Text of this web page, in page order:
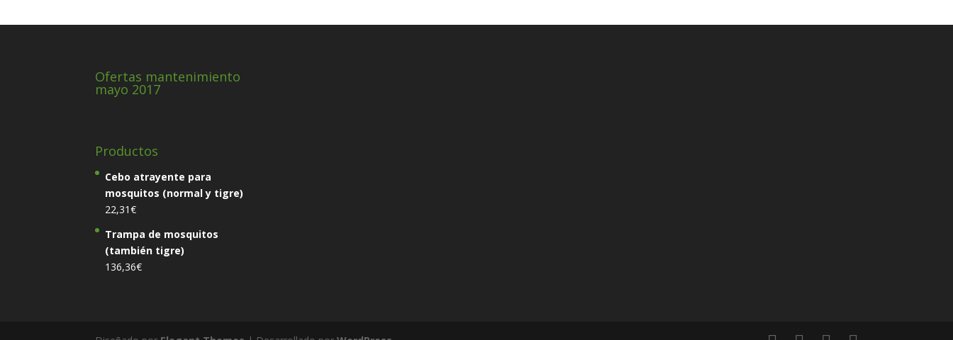
Ofertas mantenimiento
mayo 2017
Productos
Cebo atrayente para
mosquitos (normal y tigre)
22,31€
Trampa de mosquitos
(también tigre)
136,36€